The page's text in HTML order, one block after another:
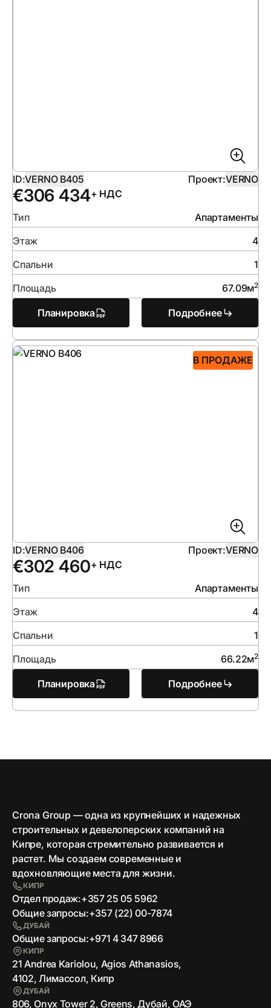
ID:VERNO B405 Проект:VERNO
€306 434+ НДС
Тип
Апартаменты
Этаж
4
Спальни
1
Площадь
67.09м2
Планировка Подробнее
В ПРОДАЖЕ
ID:VERNO B406 Проект:VERNO
€302 460+ НДС
Тип
Апартаменты
Этаж
4
Спальни
1
Площадь
66.22м2
Планировка Подробнее
Crona Group — одна из крупнейших и надежных
строительных и девелоперских компаний на
Кипре, которая стремительно развивается и
растет. Мы создаем современные и
вдохновляющие места для жизни.
КИПР
Отдел продаж:+357 25 05 5962
Общие запросы:+357 (22) 00-7874
ДУБАЙ
Общие запросы:+971 4 347 8966
КИПР
21 Andrea Kariolou, Agios Athanasios,
4102, Лимассол, Кипр
ДУБАЙ
806, Onyx Tower 2, Greens, Дубай, ОАЭ